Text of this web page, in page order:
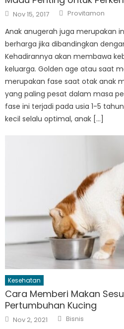
Posted
on
Nov 15, 2017 Author
Provitamon
Anak anugerah juga merupakan
berharga jika dibandingkan
Kehadirannya akan membawa
keluarga. Golden age atau saat
merupakan fase saat otak anak
yang paling pesat dalam masa
fase ini terjadi pada usia 1-5
kecil selalu optimal, anak […]
Kesehatan
Cara Memberi Makan
Pertumbuhan Kucing
Posted
on
Nov 2, 2021 Author
Bisnis